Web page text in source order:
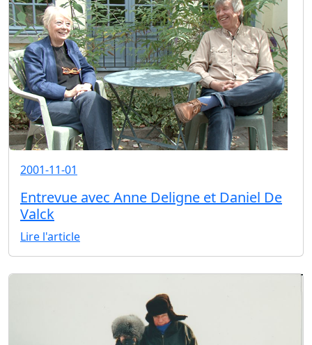
2001-11-01
Entrevue avec Anne Deligne et Daniel De
Valck
Lire l'article